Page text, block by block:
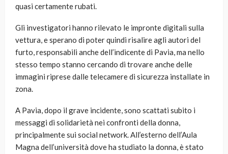
quasi certamente rubati.
Gli investigatori hanno rilevato le impronte digitali sulla
vettura, e sperano di poter quindi risalire agli autori del
furto, responsabili anche dell’indicente di Pavia, ma nello
stesso tempo stanno cercando di trovare anche delle
immagini riprese dalle telecamere di sicurezza installate in
zona.
A Pavia, dopo il grave incidente, sono scattati subito i
messaggi di solidarietà nei confronti della donna,
principalmente sui social network. All’esterno dell’Aula
Magna dell’università dove ha studiato la donna, è stato